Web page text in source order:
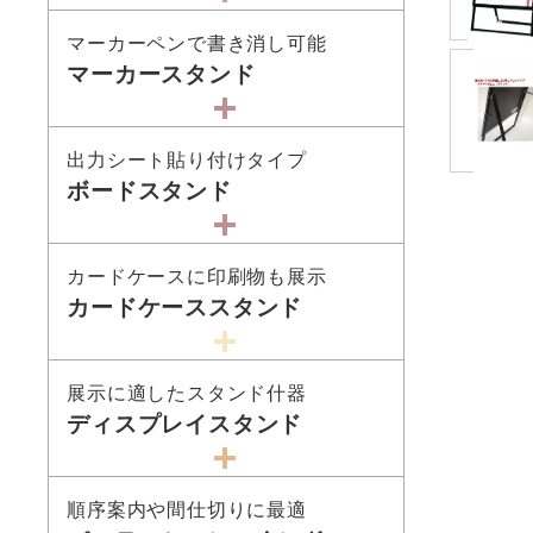
マーカーペンで書き消し可能
マーカースタンド
出力シート貼り付けタイプ
ボードスタンド
カードケースに印刷物も展示
カードケーススタンド
展示に適したスタンド什器
ディスプレイスタンド
順序案内や間仕切りに最適